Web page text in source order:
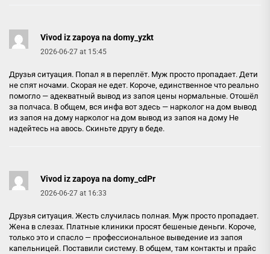
Vivod iz zapoya na domy_yzkt
2026-06-27 at 15:45
Друзья ситуация. Попал я в переплёт. Муж просто пропадает. Дети
не спят ночами. Скорая не едет. Короче, единственное что реально
помогло — адекватный вывод из запоя цены нормальные. Отошёл
за полчаса. В общем, вся инфа вот здесь — нарколог на дом вывод
из запоя на дому нарколог на дом вывод из запоя на дому Не
надейтесь на авось. Скиньте другу в беде.
Vivod iz zapoya na domy_cdPr
2026-06-27 at 16:33
Друзья ситуация. Жесть случилась полная. Муж просто пропадает.
Жена в слезах. Платные клиники просят бешеные деньги. Короче,
только это и спасло — профессиональное выведение из запоя
капельницей. Поставили систему. В общем, там контакты и прайс